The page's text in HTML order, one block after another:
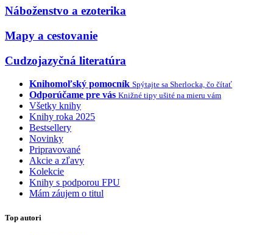
Náboženstvo a ezoterika
Mapy a cestovanie
Cudzojazyčná literatúra
Knihomoľský pomocník Spýtajte sa Sherlocka, čo čítať
Odporúčame pre vás Knižné tipy ušité na mieru vám
Všetky knihy
Knihy roka 2025
Bestsellery
Novinky
Pripravované
Akcie a zľavy
Kolekcie
Knihy s podporou FPU
Mám záujem o titul
Top autori